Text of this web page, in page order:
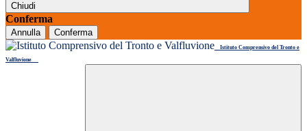
Chiudi
Conferma
Annulla Conferma
Istituto Comprensivo del Tronto e
Valfluvione